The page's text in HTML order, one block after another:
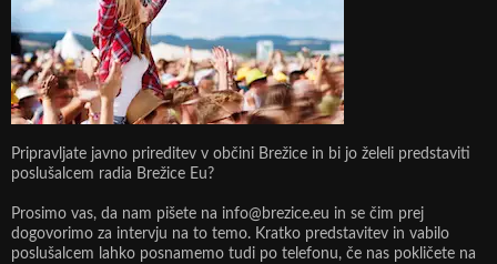
Pripravljate javno prireditev v občini Brežice in bi jo želeli predstaviti
poslušalcem radia Brežice Eu?
Prosimo vas, da nam pišete na info@brezice.eu in se čim prej
dogovorimo za intervju na to temo. Kratko predstavitev in vabilo
poslušalcem lahko posnamemo tudi po telefonu, če nas pokličete na